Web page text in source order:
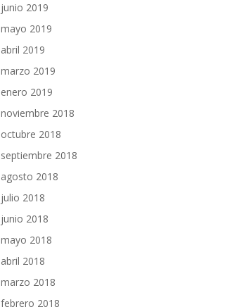
junio 2019
mayo 2019
abril 2019
marzo 2019
enero 2019
noviembre 2018
octubre 2018
septiembre 2018
agosto 2018
julio 2018
junio 2018
mayo 2018
abril 2018
marzo 2018
febrero 2018